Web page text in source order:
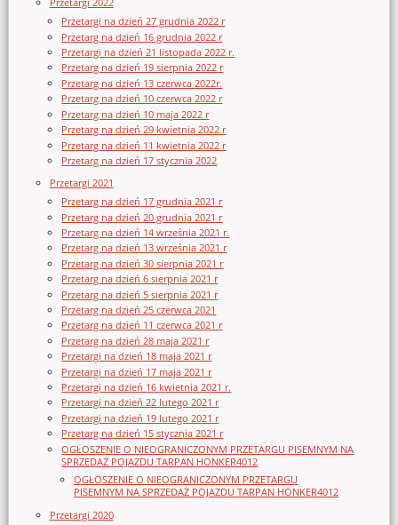
Przetargi na dzień 27 grudnia 2022 r
Przetarg na dzień 16 grudnia 2022 r
Przetargi na dzień 21 listopada 2022 r.
Przetarg na dzień 19 sierpnia 2022 r
Przetarg na dzień 13 czerwca 2022r.
Przetarg na dzień 10 czerwca 2022 r
Przetarg na dzień 10 maja 2022 r
Przetarg na dzień 29 kwietnia 2022 r
Przetarg na dzień 11 kwietnia 2022 r
Przetarg na dzień 17 stycznia 2022
Przetargi 2021
Przetarg na dzień 17 grudnia 2021 r
Przetarg na dzień 20 grudnia 2021 r
Przetarg na dzień 14 września 2021 r.
Przetarg na dzień 13 września 2021 r
Przetarg na dzień 30 sierpnia 2021 r
Przetarg na dzień 6 sierpnia 2021 r
Przetarg na dzień 5 sierpnia 2021 r
Przetarg na dzień 25 czerwca 2021
Przetarg na dzień 11 czerwca 2021 r
Przetarg na dzień 28 maja 2021 r
Przetargi na dzień 18 maja 2021 r
Przetargi na dzień 17 maja 2021 r
Przetargi na dzień 16 kwietnia 2021 r.
Przetargi na dzień 22 lutego 2021 r
Przetargi na dzień 19 lutego 2021 r
Przetarg na dzień 15 stycznia 2021 r
OGŁOSZENIE O NIEOGRANICZONYM PRZETARGU PISEMNYM NA
SPRZEDAŻ POJAZDU TARPAN HONKER4012
OGŁOSZENIE O NIEOGRANICZONYM PRZETARGU
PISEMNYM NA SPRZEDAŻ POJAZDU TARPAN HONKER4012
Przetargi 2020